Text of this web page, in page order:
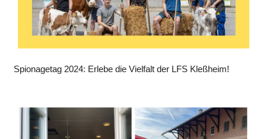
Spionagetag 2024: Erlebe die Vielfalt der LFS Kleßheim!